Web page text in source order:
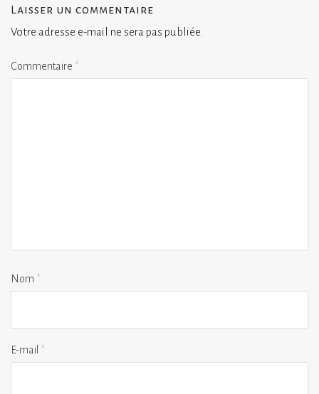
Laisser un commentaire
Votre adresse e-mail ne sera pas publiée.
Commentaire *
Nom *
E-mail *